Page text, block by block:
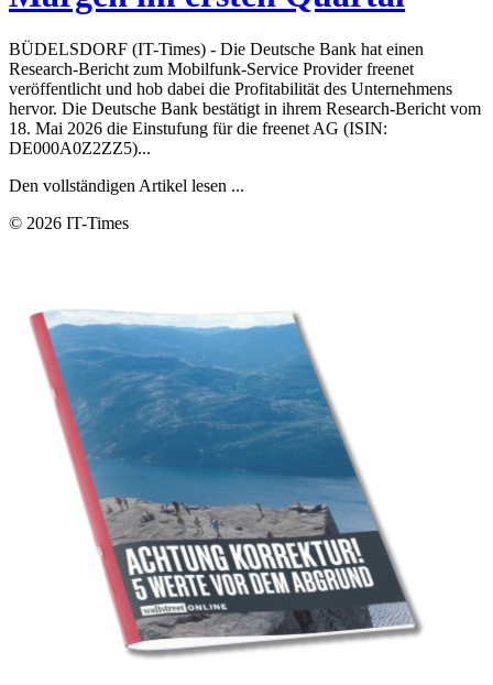
BÜDELSDORF (IT-Times) - Die Deutsche Bank hat einen
Research-Bericht zum Mobilfunk-Service Provider freenet
veröffentlicht und hob dabei die Profitabilität des Unternehmens
hervor. Die Deutsche Bank bestätigt in ihrem Research-Bericht vom
18. Mai 2026 die Einstufung für die freenet AG (ISIN:
DE000A0Z2ZZ5)...
Den vollständigen Artikel lesen ...
© 2026 IT-Times